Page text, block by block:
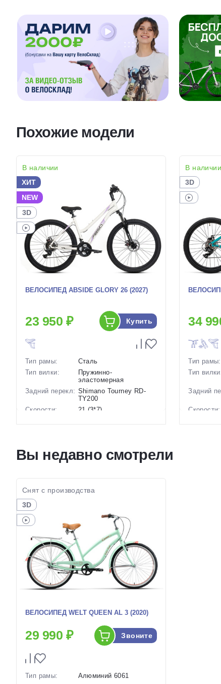
Похожие модели
В наличии
ХИТ
NEW
3D
ВЕЛОСИПЕД ABSIDE GLORY 26 (2027)
23 950 ₽ Купить
Тип рамы:
Сталь
Тип вилки:
Пружинно-
эластомерная
Задний перекл: Shimano Tourney RD-
TY200
Скорости:
21 (3*7)
колес:
Цвет-размер в
17 Белый
В наличии
3D
34
Тип рамы:
Тип
Задний
Скорости:
Вы недавно смотрели
Снят с производства
3D
ВЕЛОСИПЕД WELT QUEEN AL 3 (2020)
29 990 ₽ Звоните
Тип рамы:
Алюминий 6061